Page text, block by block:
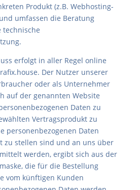
Produkt (z.B. Webhosting-
umfassen die Beratung
technische
erfolgt in aller Regel online
Der Nutzer unserer
oder als Unternehmer
auf der genannten Website
Daten zu
Vertragsprodukt zu
personenbezogenen Daten
zu stellen sind und an uns über
werden, ergibt sich aus der
die für die Bestellung
vom künftigen Kunden